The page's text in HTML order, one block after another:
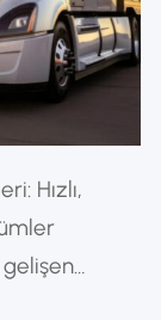
Hızlı,
gelişen